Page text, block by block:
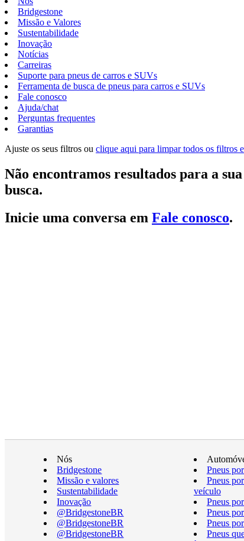
Bridgestone
Missão e Valores
Sustentabilidade
Inovação
Notícias
Carreiras
Suporte para pneus de carros e SUVs
Ferramenta de busca de pneus para carros e SUVs
Fale conosco
Ajuda/chat
Perguntas frequentes
Garantias
Ajuste os seus filtros ou clique aqui para limpar todos os filtros
Não encontramos resultados para a
busca.
Inicie uma conversa em Fale conosco.
Nós
Bridgestone
Missão e valores
Sustentabilidade
Inovação
@BridgestoneBR
@BridgestoneBR
@BridgestoneBR
Pneus
Pneus
veículo
Pneus
Pneus
Pneus
Pneus